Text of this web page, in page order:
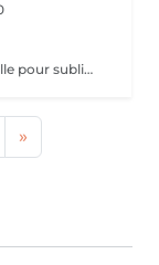
L'épilation des sourcils est une étape essentielle pour sublimer le regard et harmoniser les traits du visage. Que ce soit à la pince ou à la cire, bien dessiner ses sourcils apporte de nombreux bienfaits esthétiques et pratiques.
»